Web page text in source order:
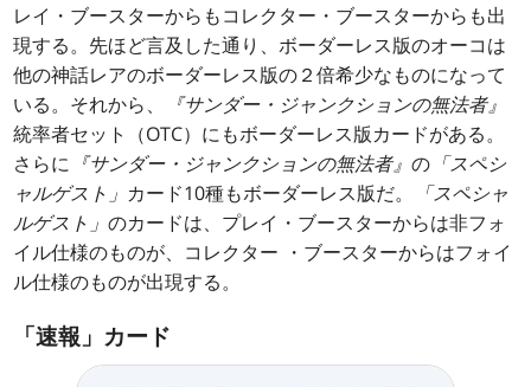
レイ・ブースターからもコレクター・ブースターからも出
現する。先ほど言及した通り、ボーダーレス版のオーコは
他の神話レアのボーダーレス版の２倍希少なものになって
いる。それから、
『サンダー・ジャンクションの無法者』
統率者セット（OTC）にもボーダーレス版カードがある。
さらに 『サンダー・ジャンクションの無法者』の 「スペシ
ャルゲスト」 カード10種もボーダーレス版だ。
「スペシャ
ルゲスト」のカードは、プレイ・ブースターからは非フォ
イル仕様のものが、コレクター ・ブースターからはフォイ
ル仕様のものが出現する。
「速報」カード